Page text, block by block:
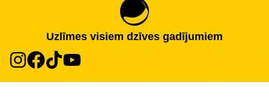
Uzlīmes visiem dzīves gadījumiem